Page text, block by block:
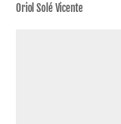
Oriol Solé Vicente